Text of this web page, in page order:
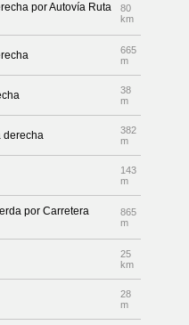
por Autovía Ruta
80
km
665
m
38
m
derecha
382
m
143
m
por Carretera
865
m
25
km
28
m